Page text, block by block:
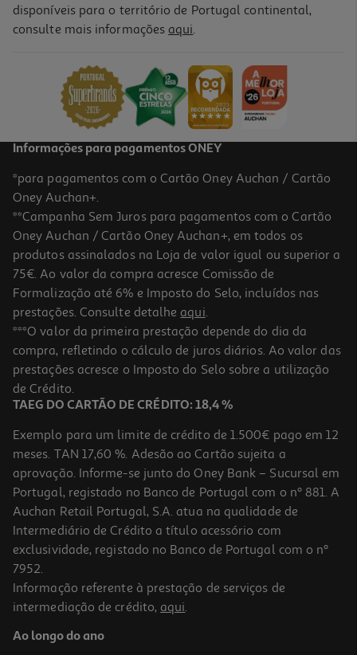
disponíveis para o território de Portugal continental,
consulte mais informações aqui.
Informações para pagamentos ONEY
*para pagamentos com o Cartão Oney Auchan / Cartão
Oney Auchan+.
**Campanha Sem Juros para pagamentos com o Cartão
Oney Auchan / Cartão Oney Auchan+, em todos os
produtos assinalados na Loja de valor igual ou superior a
75€. Ao valor da compra acresce Comissão de
Formalização até 6% e Imposto do Selo, incluídos nas
prestações. Consulte detalhe aqui.
***O valor da primeira prestação depende do dia da
compra, refletindo o cálculo de juros diários. Ao valor das
prestações acresce o Imposto do Selo sobre a utilização
de Crédito.
TAEG DO CARTÃO DE CRÉDITO: 18,4 %
Exemplo para um limite de crédito de 1.500€ pago em 12
meses. TAN 17,60 %. Adesão ao Cartão sujeita a
aprovação. Informe-se junto do Oney Bank – Sucursal em
Portugal, registado no Banco de Portugal com o nº 881. A
Auchan Retail Portugal, S.A. atua na qualidade de
Intermediário de Crédito a título acessório com
exclusividade, registado no Banco de Portugal com o nº
7952.
Informação referente à prestação de serviços de
intermediação de crédito, aqui.
Ao longo do ano